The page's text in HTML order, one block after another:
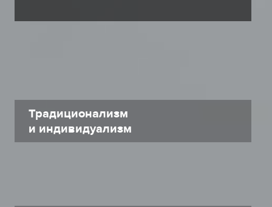
Традиционализм
и индивидуализм